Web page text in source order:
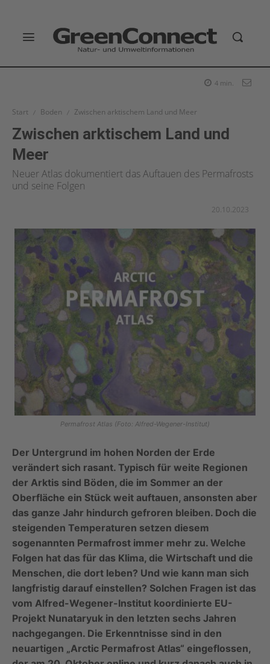
4 min.
Start Boden Zwischen arktischem Land und Meer
Zwischen arktischem Land und
Meer
Neuer Atlas dokumentiert das Auftauen des Permafrosts
und seine Folgen
20.10.2023
Permafrost Atlas (Foto: Alfred-Wegener-Institut)
Der Untergrund im hohen Norden der Erde
verändert sich rasant. Typisch für weite Regionen
der Arktis sind Böden, die im Sommer an der
Oberfläche ein Stück weit auftauen, ansonsten aber
das ganze Jahr hindurch gefroren bleiben. Doch die
steigenden Temperaturen setzen diesem
sogenannten Permafrost immer mehr zu. Welche
Folgen hat das für das Klima, die Wirtschaft und die
Menschen, die dort leben? Und wie kann man sich
langfristig darauf einstellen? Solchen Fragen ist das
vom Alfred-Wegener-Institut koordinierte EU-
Projekt Nunataryuk in den letzten sechs Jahren
nachgegangen. Die Erkenntnisse sind in den
neuartigen „Arctic Permafrost Atlas“ eingeflossen,